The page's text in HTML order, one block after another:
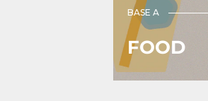
BASE A
FOOD